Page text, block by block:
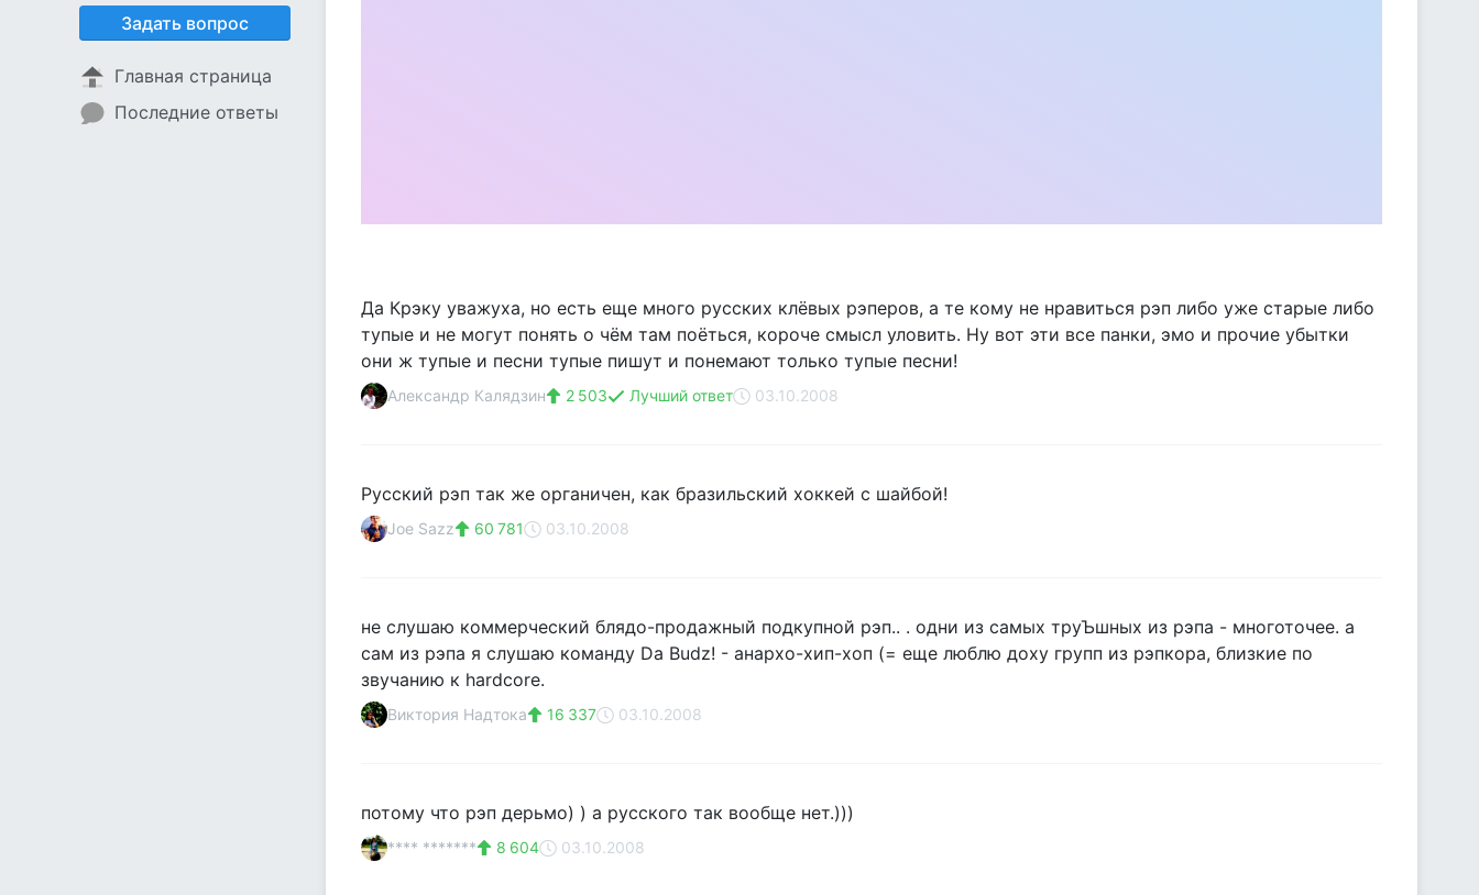
Задать вопрос
Главная страница
Последние ответы
Да Крэку уважуха, но есть еще много русских клёвых рэперов, а те кому не нравиться рэп либо уже старые либо
тупые и не могут понять о чём там поёться, короче смысл уловить. Ну вот эти все панки, эмо и прочие убытки
они ж тупые и песни тупые пишут и понемают только тупые песни!
Александр Калядзин 2 503 Лучший ответ 03.10.2008
Русский рэп так же органичен, как бразильский хоккей с шайбой!
Joe Sazz 60 781 03.10.2008
не слушаю коммерческий блядо-продажный подкупной рэп.. . одни из самых труЪшных из рэпа - многоточее. а
сам из рэпа я слушаю команду Da Budz! - анархо-хип-хоп (= еще люблю доху групп из рэпкора, близкие по
звучанию к hardcore.
Виктория Надтока 16 337 03.10.2008
потому что рэп дерьмо) ) а русского так вообще нет.)))
**** ******* 8 604 03.10.2008